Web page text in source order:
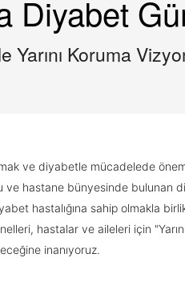
Diyabet
Koruma
ve diyabetle mücadelede
hastane bünyesinde bulunan
hastalığına sahip olmakla
hastalar ve aileleri için
inanıyoruz.